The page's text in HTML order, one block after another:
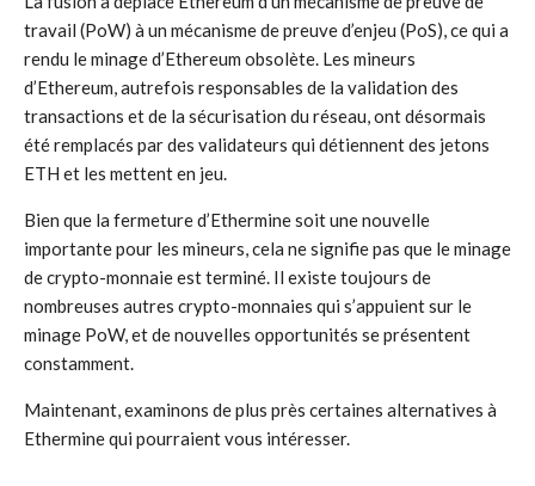
travail (PoW) à un mécanisme de preuve d’enjeu (PoS), ce qui a
rendu le minage d’Ethereum obsolète. Les mineurs
d’Ethereum, autrefois responsables de la validation des
transactions et de la sécurisation du réseau, ont désormais
été remplacés par des validateurs qui détiennent des jetons
ETH et les mettent en jeu.
Bien que la fermeture d’Ethermine soit une nouvelle
importante pour les mineurs, cela ne signifie pas que le minage
de crypto-monnaie est terminé. Il existe toujours de
nombreuses autres crypto-monnaies qui s’appuient sur le
minage PoW, et de nouvelles opportunités se présentent
constamment.
Maintenant, examinons de plus près certaines alternatives à
Ethermine qui pourraient vous intéresser.